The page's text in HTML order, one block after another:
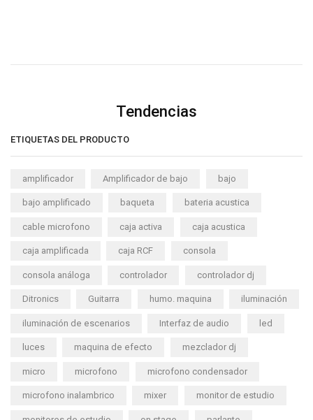
Tendencias
ETIQUETAS DEL PRODUCTO
amplificador Amplificador de bajo bajo
bajo amplificado baqueta bateria acustica
cable microfono caja activa caja acustica
caja amplificada caja RCF consola
consola análoga controlador controlador dj
Ditronics Guitarra humo. maquina iluminación
iluminación de escenarios Interfaz de audio led
luces maquina de efecto mezclador dj
micro microfono microfono condensador
microfono inalambrico mixer monitor de estudio